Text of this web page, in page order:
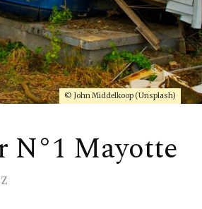
© John Middelkoop (Unsplash)
N°1 Mayotte